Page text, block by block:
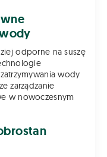
odporne na suszę
wody
zarządzanie
w nowoczesnym